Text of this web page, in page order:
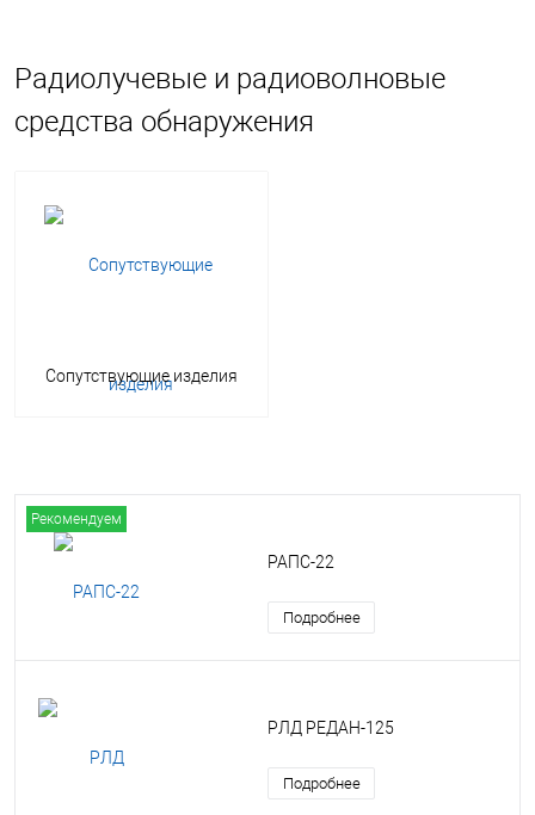
Радиолучевые и радиоволновые
средства обнаружения
Сопутствующие изделия
Рекомендуем
РАПС-22
Подробнее
РЛД РЕДАН-125
Подробнее